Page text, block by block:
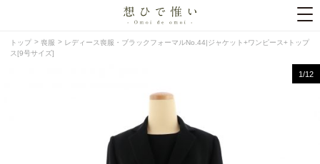
トップ 喪服
レディース喪服・ブラックフォーマルNo.44|ジャケット+ワンピース+トップ
ス[9号サイズ]
1/12